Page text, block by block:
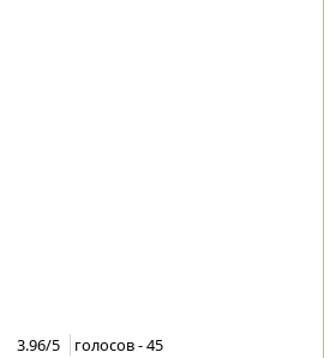
3.96/5 голосов -45